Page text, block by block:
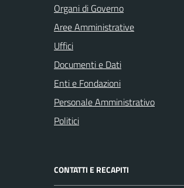
Organi di Governo
Aree Amministrative
Uffici
Documenti e Dati
Enti e Fondazioni
Personale Amministrativo
Politici
CONTATTI E RECAPITI